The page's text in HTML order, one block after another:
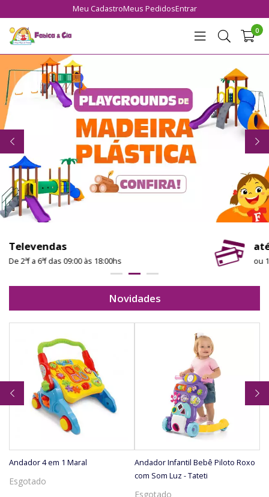
Meu CadastroMeus PedidosEntrar
ou 10x no Boleto sob análise cadastral
0
Novidades
Andador 4 em 1 Maral
Esgotado
Andador Infantil Bebê Piloto Roxo
com Som Luz - Tateti
Esgotado